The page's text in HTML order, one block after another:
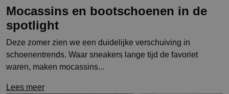
Mocassins en bootschoenen in de
spotlight
Deze zomer zien we een duidelijke verschuiving in
schoenentrends. Waar sneakers lange tijd de favoriet
waren, maken mocassins...
Lees meer